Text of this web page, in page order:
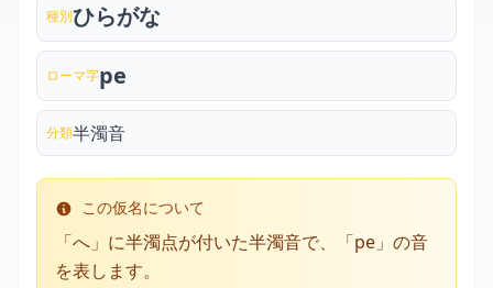
種別ひらがな
ローマ字pe
分類半濁音
この仮名について
「へ」に半濁点が付いた半濁音で、「pe」の音
を表します。